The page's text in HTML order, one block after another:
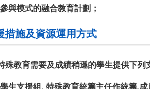
與模式的融合教育計劃；
措施及資源運用方式
殊教育需要及成績稍遜的學生提供下列
生支援組 , 特殊教育統籌主任作統籌,成